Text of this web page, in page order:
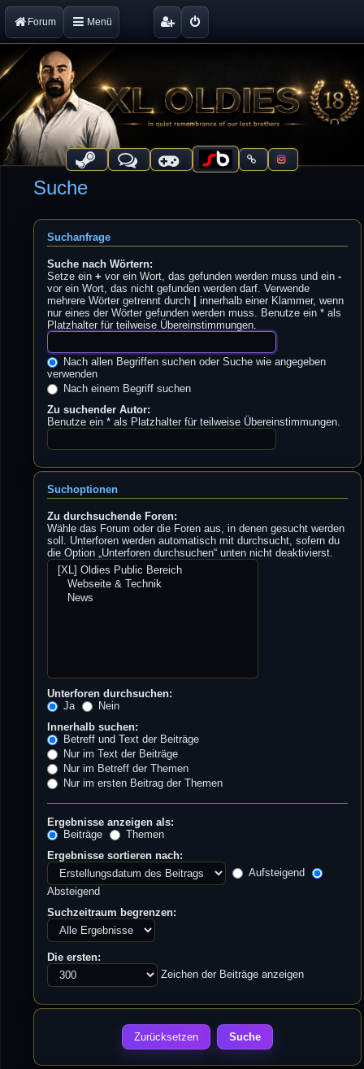
Forum Menü
Suche
Suchanfrage
Suche nach Wörtern:
Setze ein+ vor ein Wort, das gefunden werden muss und ein-
vor ein Wort, das nicht gefunden werden darf. Verwende
mehrere Wörter getrennt durch
innerhalb einer Klammer, wenn
nur eines der Wörter gefunden werden muss. Benutze ein * als
Platzhalter für teilweise Übereinstimmungen.
Nach allen Begriffen suchen oder Suche wie angegeben
verwenden
Nach einem Begriff suchen
Zu suchender Autor:
Benutze ein * als Platzhalter für teilweise Übereinstimmungen.
Suchoptionen
Zu durchsuchende Foren:
Wähle das Forum oder die Foren aus, in denen gesucht werden
soll. Unterforen werden automatisch mit durchsucht, sofern du
die Option „Unterforen durchsuchen“ unten nicht deaktivierst.
Unterforen durchsuchen:
Ja
Nein
Innerhalb suchen:
Betreff und Text der Beiträge
Nur im Text der Beiträge
Nur im Betreff der Themen
Nur im ersten Beitrag der Themen
Ergebnisse anzeigen als:
Beiträge
Themen
Ergebnisse sortieren nach:
Aufsteigend
Absteigend
Suchzeitraum begrenzen:
Die ersten:
Zeichen der Beiträge anzeigen